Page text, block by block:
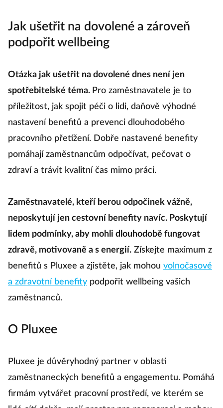
Jak ušetřit na dovolené a zároveň
podpořit wellbeing
Otázka jak ušetřit na dovolené dnes není jen
spotřebitelské téma. Pro zaměstnavatele je to
příležitost, jak spojit péči o lidi, daňově výhodné
nastavení benefitů a prevenci dlouhodobého
pracovního přetížení. Dobře nastavené benefity
pomáhají zaměstnancům odpočívat, pečovat o
zdraví a trávit kvalitní čas mimo práci.
Zaměstnavatelé, kteří berou odpočinek vážně,
neposkytují jen cestovní benefity navíc. Poskytují
lidem podmínky, aby mohli dlouhodobě fungovat
zdravě, motivovaně a s energií. Získejte maximum z
benefitů s Pluxee a zjistěte, jak mohou volnočasové
a zdravotní benefity podpořit wellbeing vašich
zaměstnanců.
O Pluxee
Pluxee je důvěryhodný partner v oblasti
zaměstnaneckých benefitů a engagementu. Pomáhá
firmám vytvářet pracovní prostředí, ve kterém se